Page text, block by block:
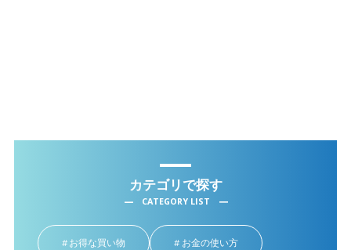
カテゴリで探す
CATEGORY LIST
お得な買い物 お金の使い方